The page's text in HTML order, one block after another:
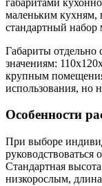
маленьким
стандартный набор
Габариты отдельно
значениям:
крупным
использования, но
Особенности
При выборе
Стандартная
низкорослым,